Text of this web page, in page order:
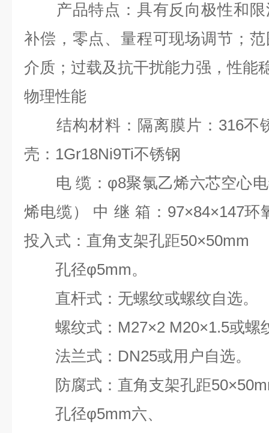
产品特点：具有反向极性和限
补偿，零点、量程可现场调节；
介质；过载及抗干扰能力强，性能
物理性能
结构材料：隔离膜片：316不
壳：1Gr18Ni9Ti不锈钢
电 缆：φ8聚氯乙烯六芯空心电
烯电缆） 中 继 箱：97×84×147环
投入式：直角支架孔距50×50mm
孔径φ5mm。
直杆式：无螺纹或螺纹自选。
螺纹式：M27×2 M20×1.5或螺
法兰式：DN25或用户自选。
防腐式：直角支架孔距
孔径φ5mm六、